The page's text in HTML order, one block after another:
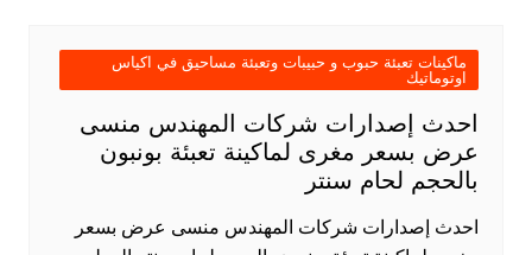
ماكينات تعبئة حبوب و حبيبات وتعبئة مساحيق في اكياس
اوتوماتيك
احدث إصدارات شركات المهندس منسى
عرض بسعر مغرى لماكينة تعبئة بونبون
بالحجم لحام سنتر
احدث إصدارات شركات المهندس منسى عرض بسعر